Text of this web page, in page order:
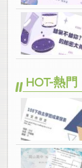
HOT-熱門